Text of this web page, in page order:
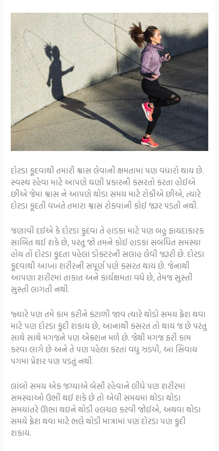
દોરડા કૂદવાથી તમારી શ્વાસ લેવાની ક્ષમતામાં પણ વધારો થાય છે.
સ્વસ્થ રહેવા માટે આપણે ઘણી પ્રકારની કસરતો કરતા હોઈએ
છીએ જેમાં શ્વાસ ને આપણે થોડા સમય માટે રોકીએ છીએ, ત્યારે
દોરડા કૂદતી વખતે તમારા શ્વાસ રોકવાની કોઈ જરૂર પડતી નથી.
જણાવી દઈએ કે દોરડા કુદવા તે હાડકા માટે પણ બહુ ફાયદાકારક
સાબિત થઈ શકે છે, પરંતુ જો તમને કોઈ હાડકાં સંબંધિત સમસ્યા
હોય તો દોરડા કુદતા પહેલાં ડોક્ટરની સલાહ લેવી જરૂરી છે. દોરડા
કૂદવાથી આખા શરીરની સંપૂર્ણ પણે કસરત થાય છે. જેનાથી
આપણા શરીરમાં તાકાત અને કાર્યક્ષમતા વધે છે, તેમજ સુસ્તી
સુસ્તી લાગતી નથી.
જ્યારે પણ તમે કામ કરીને કંટાળી જાવ ત્યારે થોડો સમય ફ્રેશ થવા
માટે પણ દોરડા કુદી શકાય છે, આનાથી કસરત તો થાય જ છે પરંતુ
સાથે સાથે મગજને પણ એક્શન મળે છે. જેથી મગજ ફરી કામ
કરવા લાગે છે અને તે પણ પહેલા કરતાં વધુ ઝડપી, આ સિવાય
પગમાં પ્રેશર પણ પડતું નથી.
લાંબો સમય એક જગ્યાએ બેસી રહેવાને લીધે પણ શરીરમાં
સમસ્યાઓ ઉભી થઈ શકે છે તો એવી સમયમાં થોડા થોડા
સમયાંતરે ઊભા થઇને થોડી હલચલ કરવી જોઈએ, અથવા થોડા
સમયે ફ્રેશ થવા માટે ભલે થોડી માત્રામાં પણ દોરડા પણ કુદી
શકાય.